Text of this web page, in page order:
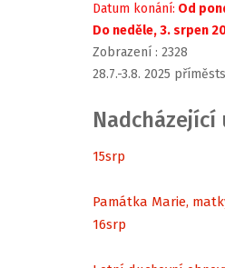
Datum konání: Od
Do neděle, 3. srpen
Zobrazení : 2328
28.7.-3.8. 2025
15srp
Památka Marie,
16srp